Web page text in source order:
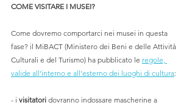
COME VISITARE I MUSEI?
Come dovremo comportarci nei musei in questa
fase? il MiBACT (Ministero dei Beni e delle Attività
Culturali e del Turismo) ha pubblicato le regole,
valide all’interno e all’esterno dei luoghi di cultura:
- i visitatori dovranno indossare mascherine a